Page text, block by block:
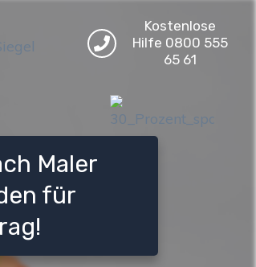
Kostenlose
Hilfe 0800 555
65 61
Maler
für